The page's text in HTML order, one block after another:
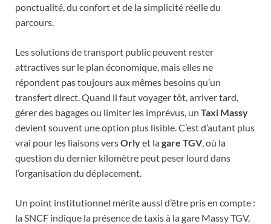
ponctualité, du confort et de la simplicité réelle du
parcours.
Les solutions de transport public peuvent rester
attractives sur le plan économique, mais elles ne
répondent pas toujours aux mêmes besoins qu’un
transfert direct. Quand il faut voyager tôt, arriver tard,
gérer des bagages ou limiter les imprévus, un Taxi Massy
devient souvent une option plus lisible. C’est d’autant plus
vrai pour les liaisons versOrlyet lagare TGV , où la
question du dernier kilomètre peut peser lourd dans
l’organisation du déplacement.
Un point institutionnel mérite aussi d’être pris en compte :
la SNCF indique la présence de taxis à la gare Massy TGV,